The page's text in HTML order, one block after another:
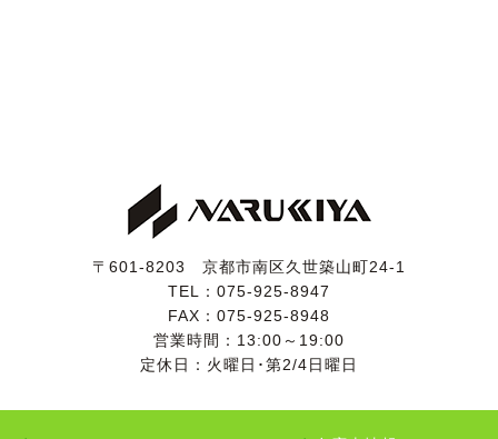
〒601-8203 京都市南区久世築山町24-1
TEL： 075-925-8947
FAX：075-925-8948
営業時間：13:00～19:00
定休日：火曜日･第2/4日曜日